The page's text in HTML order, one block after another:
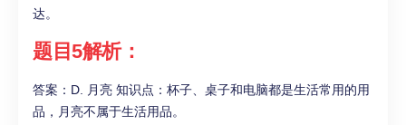
达。
题目5解析：
答案：D. 月亮 知识点：杯子、桌子和电脑都是生活常用的用
品，月亮不属于生活用品。